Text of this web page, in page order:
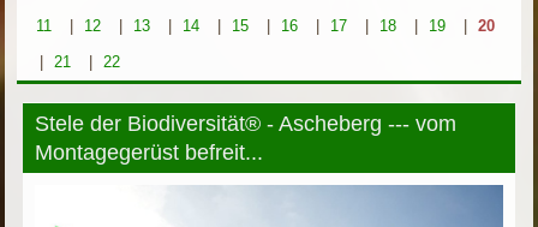
11
12 13 14 15 16 17 18 19
20
21 22
Stele der Biodiversität® - Ascheberg --- vom
Montagegerüst befreit...